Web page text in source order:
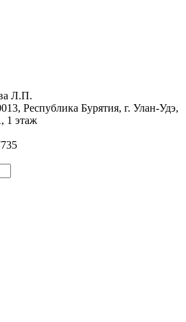
Л.П.
Республика Бурятия, г. Улан-Удэ,
1 этаж